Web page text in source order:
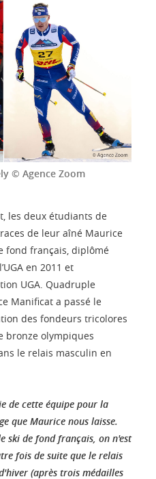
© Agence Zoom
les deux étudiants de
de leur aîné Maurice
fond français, diplômé
en 2011 et
UGA. Quadruple
Manificat a passé le
des fondeurs tricolores
bronze olympiques
le relais masculin en
de cette équipe pour la
que Maurice nous laisse.
ski de fond français, on n'est
fois de suite que le relais
(après trois médailles